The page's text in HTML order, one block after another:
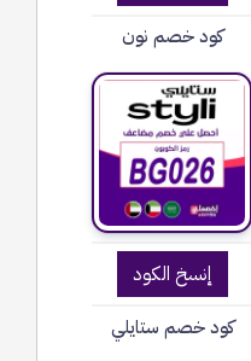
كود خصم نون
إنسخ الكود
كود خصم ستايلي